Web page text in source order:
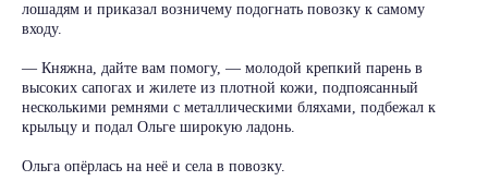
лошадям и приказал возничему подогнать повозку к самому
входу.
— Княжна, дайте вам помогу, — молодой крепкий парень в
высоких сапогах и жилете из плотной кожи, подпоясанный
несколькими ремнями с металлическими бляхами, подбежал к
крыльцу и подал Ольге широкую ладонь.
Ольга опёрлась на неё и села в повозку.